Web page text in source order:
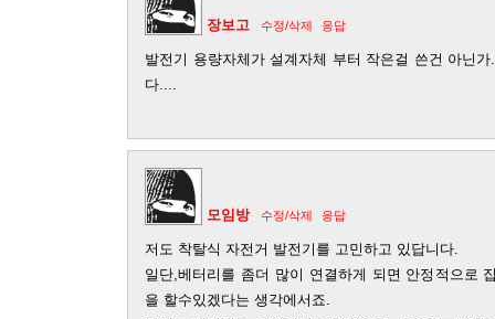
장보고 수정/삭제 응답
발전기 용량자체가 설계자체 부터 작은걸 쓴건 아닌
다....
모임방 수정/삭제 응답
저도 착탈식 자전거 발전기를 고민하고 있답니다.
일단,베터리를 좀더 많이 연결하게 되면 안정적으로
을 할수있겠다는 생각에서죠.